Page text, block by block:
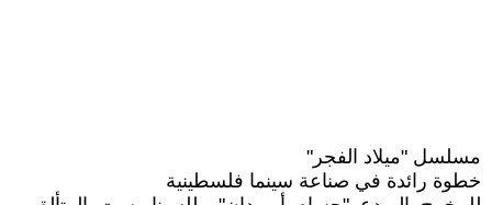
مسلسل "ميلاد الفجر"
خطوة رائدة في صناعة سينما فلسطينية